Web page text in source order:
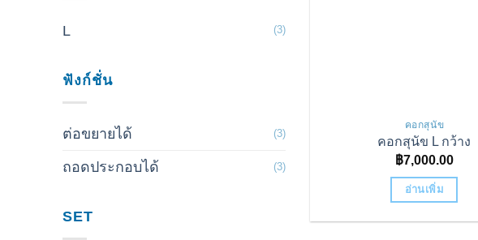
L (3)
ฟังก์ชั่น
ต่อขยายได้ (3)
ถอดประกอบได้ (3)
SET
คอกสุนัข
คอกสุนัข L กว้าง
฿7,000.00
อ่านเพิ่ม